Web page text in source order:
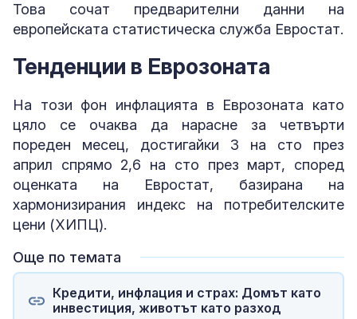
Това сочат предварителни данни на
европейската статистическа служба Евростат.
Тенденции в Еврозоната
На този фон инфлацията в Еврозоната като
цяло се очаква да нарасне за четвърти
пореден месец, достигайки 3 на сто през
април спрямо 2,6 на сто през март, според
оценката на Евростат, базирана на
хармонизирания индекс на потребителските
цени (ХИПЦ).
Още по темата
Кредити, инфлация и страх: Домът като
инвестиция, животът като разход